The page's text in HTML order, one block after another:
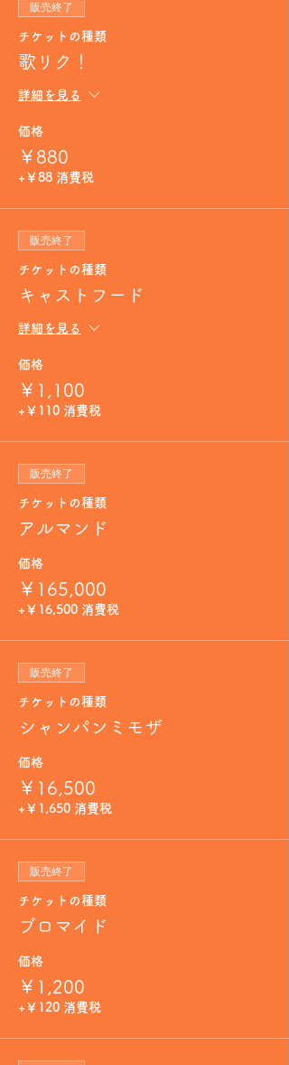
販売終了
チケットの種類
歌リク！
詳細を見る
価格
￥880
+￥88 消費税
販売終了
チケットの種類
キャストフード
詳細を見る
価格
￥1,100
+￥110 消費税
販売終了
チケットの種類
アルマンド
価格
￥165,000
+￥16,500 消費税
販売終了
チケットの種類
シャンパンミモザ
価格
￥16,500
+￥1,650 消費税
販売終了
チケットの種類
ブロマイド
価格
￥1,200
+￥120 消費税